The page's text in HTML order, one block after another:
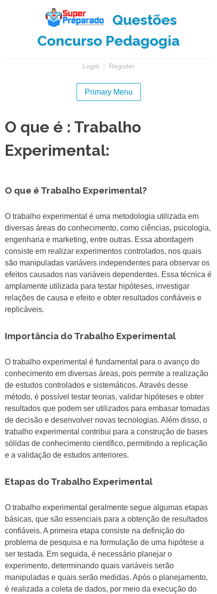
Questões
Concurso Pedagogia
Login | Register
Primary Menu
O que é : Trabalho
Experimental:
O que é Trabalho Experimental?
O trabalho experimental é uma metodologia utilizada em
diversas áreas do conhecimento, como ciências, psicologia,
engenharia e marketing, entre outras. Essa abordagem
consiste em realizar experimentos controlados, nos quais
são manipuladas variáveis independentes para observar os
efeitos causados nas variáveis dependentes. Essa técnica é
amplamente utilizada para testar hipóteses, investigar
relações de causa e efeito e obter resultados confiáveis e
replicáveis.
Importância do Trabalho Experimental
O trabalho experimental é fundamental para o avanço do
conhecimento em diversas áreas, pois permite a realização
de estudos controlados e sistemáticos. Através desse
método, é possível testar teorias, validar hipóteses e obter
resultados que podem ser utilizados para embasar tomadas
de decisão e desenvolver novas tecnologias. Além disso, o
trabalho experimental contribui para a construção de bases
sólidas de conhecimento científico, permitindo a replicação
e a validação de estudos anteriores.
Etapas do Trabalho Experimental
O trabalho experimental geralmente segue algumas etapas
básicas, que são essenciais para a obtenção de resultados
confiáveis. A primeira etapa consiste na definição do
problema de pesquisa e na formulação de uma hipótese a
ser testada. Em seguida, é necessário planejar o
experimento, determinando quais variáveis serão
manipuladas e quais serão medidas. Após o planejamento,
é realizada a coleta de dados, por meio da execução do